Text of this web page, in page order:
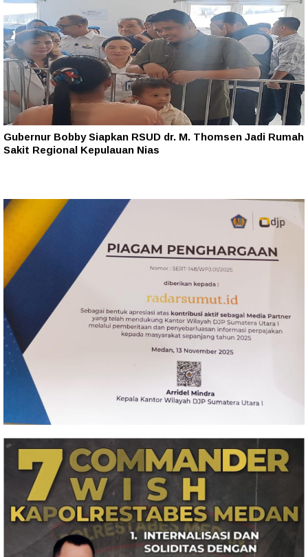
Gubernur Bobby Siapkan RSUD dr. M. Thomsen Jadi Rumah
Sakit Regional Kepulauan Nias